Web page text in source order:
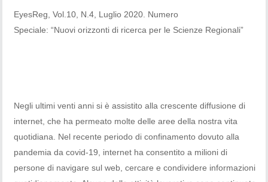
EyesReg, Vol.10, N.4, Luglio 2020. Numero
Speciale: “Nuovi orizzonti di ricerca per le Scienze Regionali”
Negli ultimi venti anni si è assistito alla crescente diffusione di
internet, che ha permeato molte delle aree della nostra vita
quotidiana. Nel recente periodo di confinamento dovuto alla
pandemia da covid-19, internet ha consentito a milioni di
persone di navigare sul web, cercare e condividere informazioni